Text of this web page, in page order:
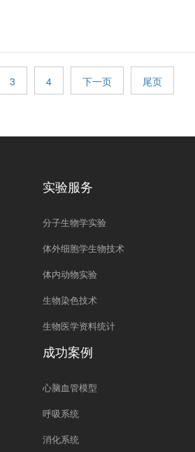
3 4 下一页 尾页
实验服务
分子生物学实验
体外细胞学生物技术
体内动物实验
生物染色技术
生物医学资料统计
成功案例
心脑血管模型
呼吸系统
消化系统